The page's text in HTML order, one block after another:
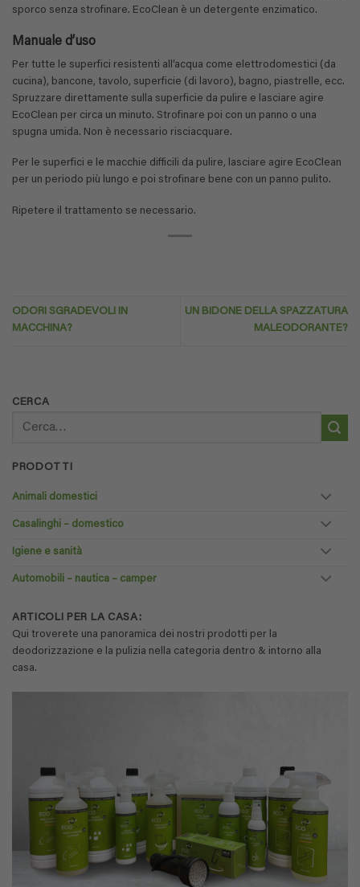
sporco senza strofinare. EcoClean è un detergente enzimatico.
Manuale d’uso
Per tutte le superfici resistenti all’acqua come elettrodomestici (da
cucina), bancone, tavolo, superficie (di lavoro), bagno, piastrelle, ecc.
Spruzzare direttamente sulla superficie da pulire e lasciare agire
EcoClean per circa un minuto. Strofinare poi con un panno o una
spugna umida. Non è necessario risciacquare.
Per le superfici e le macchie difficili da pulire, lasciare agire EcoClean
per un periodo più lungo e poi strofinare bene con un panno pulito.
Ripetere il trattamento se necessario.
ODORI SGRADEVOLI IN
MACCHINA?
UN BIDONE DELLA SPAZZATURA
MALEODORANTE?
CERCA
PRODOTTI
Animali domestici
Casalinghi – domestico
Igiene e sanità
Automobili – nautica – camper
ARTICOLI PER LA CASA:
Qui troverete una panoramica dei nostri prodotti per la
deodorizzazione e la pulizia nella categoria dentro & intorno alla
casa.